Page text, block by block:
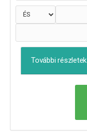
További részletek